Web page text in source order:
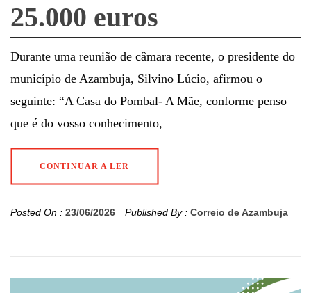
25.000 euros
Durante uma reunião de câmara recente, o presidente do
município de Azambuja, Silvino Lúcio, afirmou o
seguinte: “A Casa do Pombal- A Mãe, conforme penso
que é do vosso conhecimento,
CONTINUAR A LER
Posted On : 23/06/2026 Published By : Correio de Azambuja